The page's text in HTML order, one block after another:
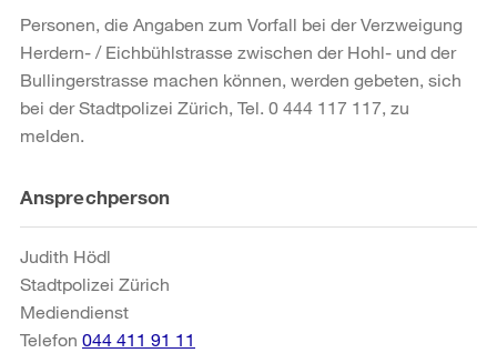
Personen, die Angaben zum Vorfall bei der Verzweigung
Herdern- / Eichbühlstrasse zwischen der Hohl- und der
Bullingerstrasse machen können, werden gebeten, sich
bei der Stadtpolizei Zürich, Tel. 0 444 117 117, zu
melden.
Weitere
Informationen
Ansprechperson
Judith Hödl
Stadtpolizei Zürich
Mediendienst
Telefon 044 411 91 11